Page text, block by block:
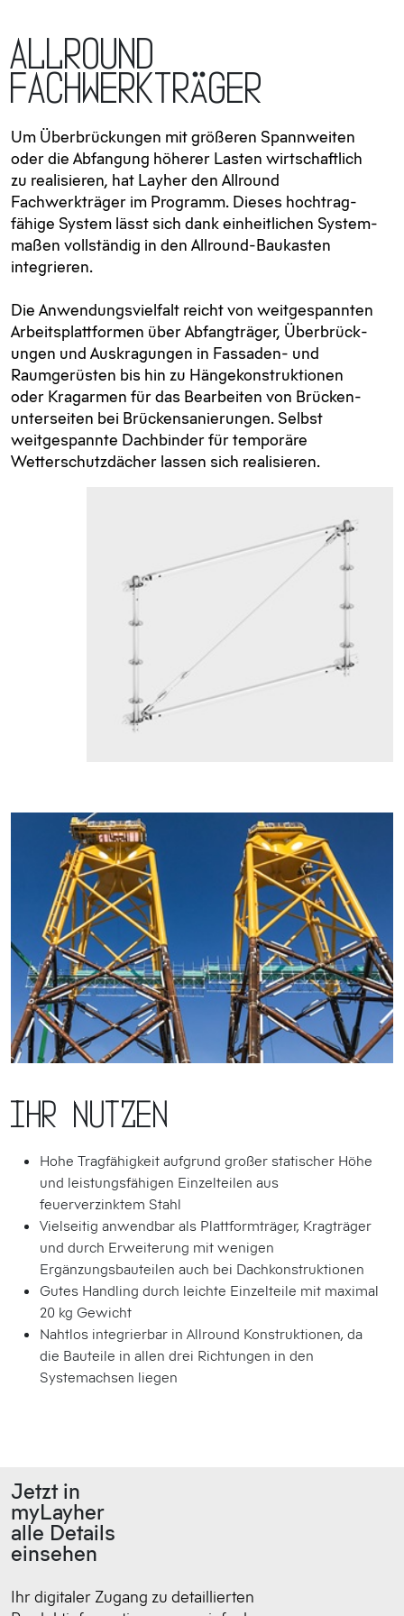
Allround
Fachwerkträger
Um Überbrückungen mit größeren Spann­weiten
oder die Abfangung höherer Lasten wirtschaftlich
zu realisieren, hat Layher den Allround
Fachwerkträger im Programm. Dieses hochtrag­
fähige System lässt sich dank einheitlichen System­
maßen vollständig in den Allround-Baukasten
integrieren.
Die Anwendungs­vielfalt reicht von weitgespannten
Arbeitsplatt­formen über Abfangträger, Über­brück­
ungen und Aus­kragungen in Fassaden- und
Raumgerüsten bis hin zu Hängekonstruktionen
oder Krag­armen für das Bearbeiten von Brücken­
unterseiten bei Brücken­sanierungen. Selbst
weitgespannte Dach­binder für temporäre
Wetterschutz­dächer lassen sich realisieren.
Ihr Nutzen
Hohe Tragfähigkeit aufgrund großer statischer Höhe
und leistungsfähigen Einzelteilen aus
feuerverzinktem Stahl
Vielseitig anwendbar als Plattformträger, Kragträger
und durch Erweiterung mit wenigen
Ergänzungsbauteilen auch bei Dachkonstruktionen
Gutes Handling durch leichte Einzelteile mit maximal
20 kg Gewicht
Nahtlos integrierbar in Allround Konstruktionen, da
die Bauteile in allen drei Richtungen in den
Systemachsen liegen
Jetzt in
myLayher
alle Details
einsehen
Ihr digitaler Zugang zu detaillierten